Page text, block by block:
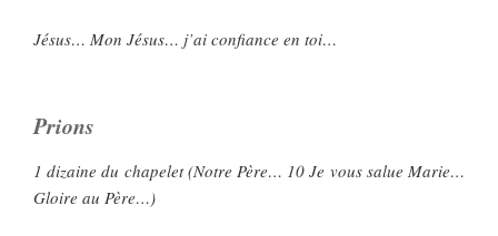
Jésus… Mon Jésus… j’ai confiance en toi…
Prions
1 dizaine du chapelet (Notre Père… 10 Je vous salue Marie…
Gloire au Père…)